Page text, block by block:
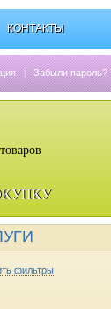
КОНТАКТЫ
| Забыли пароль?
товаров
фильтры